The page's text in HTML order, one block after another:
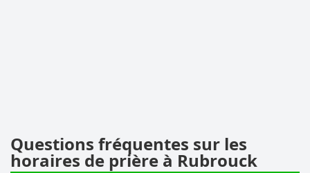
Questions fréquentes sur les
horaires de prière à Rubrouck